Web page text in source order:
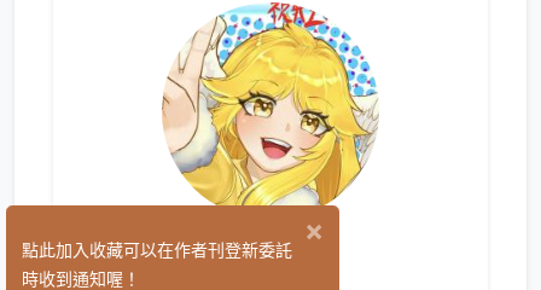
啾啾
×
點此加入收藏可以在作者刊登新委託
時收到通知喔！